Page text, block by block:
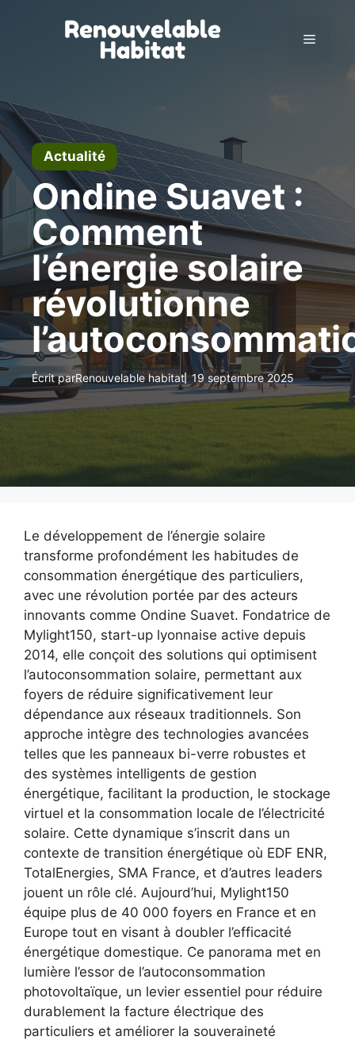
Menu
Actualité
Ondine Suavet :
Comment
l’énergie solaire
révolutionne
Écrit parRenouvelable habitat 19 septembre 2025
Le développement de l’énergie solaire
transforme profondément les habitudes de
consommation énergétique des particuliers,
avec une révolution portée par des acteurs
innovants comme Ondine Suavet. Fondatrice de
Mylight150, start-up lyonnaise active depuis
2014, elle conçoit des solutions qui optimisent
l’autoconsommation solaire, permettant aux
foyers de réduire significativement leur
dépendance aux réseaux traditionnels. Son
approche intègre des technologies avancées
telles que les panneaux bi-verre robustes et
des systèmes intelligents de gestion
énergétique, facilitant la production, le stockage
virtuel et la consommation locale de l’électricité
solaire. Cette dynamique s’inscrit dans un
contexte de transition énergétique où EDF ENR,
TotalEnergies, SMA France, et d’autres leaders
jouent un rôle clé. Aujourd’hui, Mylight150
équipe plus de 40 000 foyers en France et en
Europe tout en visant à doubler l’efficacité
énergétique domestique. Ce panorama met en
lumière l’essor de l’autoconsommation
photovoltaïque, un levier essentiel pour réduire
durablement la facture électrique des
particuliers et améliorer la souveraineté